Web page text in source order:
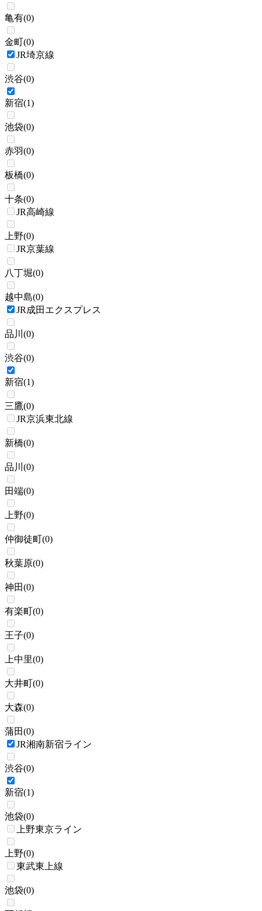
亀有(0)
金町(0)
JR埼京線
渋谷(0)
新宿(1)
池袋(0)
赤羽(0)
板橋(0)
十条(0)
JR高崎線
上野(0)
JR京葉線
八丁堀(0)
越中島(0)
JR成田エクスプレス
品川 (0)
渋谷(0)
新宿(1)
三鷹(0)
JR京浜東北線
新橋(0)
品川 (0)
田端(0)
上野(0)
仲御徒町(0)
秋葉原(0)
神田(0)
有楽町(0)
王子(0)
上中里(0)
大井町(0)
大森(0)
蒲田(0)
JR湘南新宿ライン
渋谷(0)
新宿(1)
池袋(0)
上野東京ライン
上野(0)
東武東上線
池袋(0)